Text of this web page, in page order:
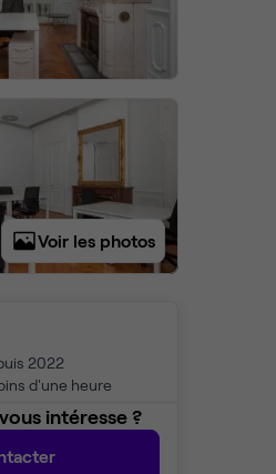
Voir les photos
2022
d'une heure
intéresse ?